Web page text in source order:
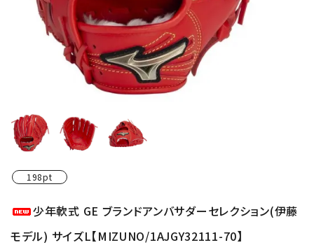
198pt
少年軟式 GE ブランドアンバサダーセレクション(伊藤
モデル) サイズL【MIZUNO/1AJGY32111-70】